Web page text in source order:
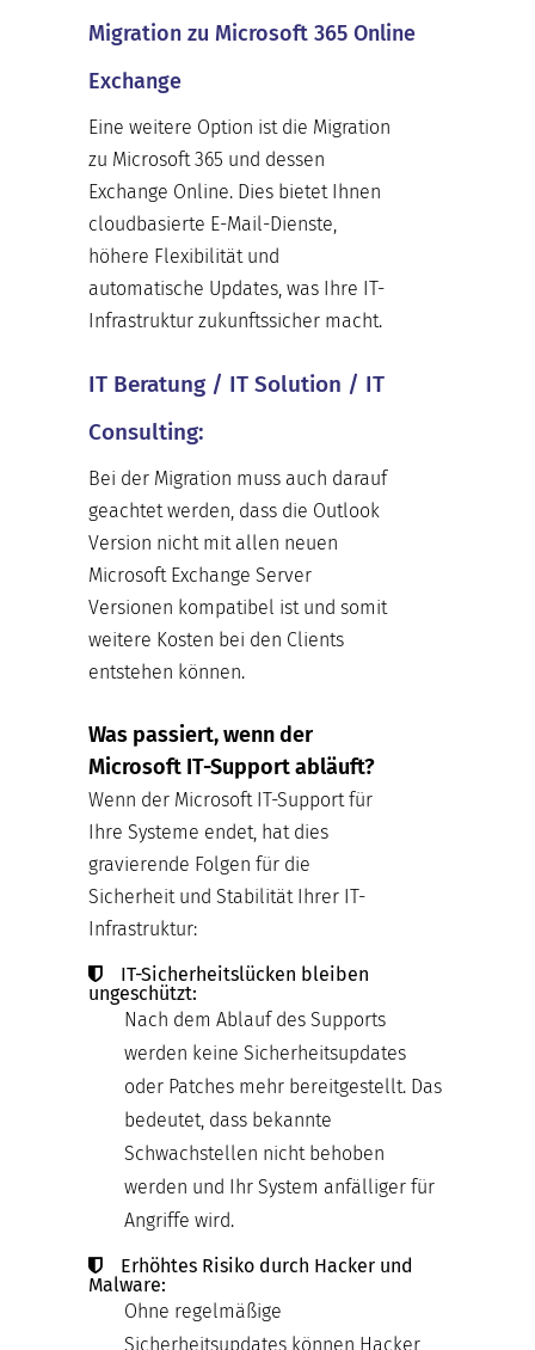
Migration zu Microsoft 365 Online
Exchange
Eine weitere Option ist die Migration
zu Microsoft 365 und dessen
Exchange Online. Dies bietet Ihnen
cloudbasierte E-Mail-Dienste,
höhere Flexibilität und
automatische Updates, was Ihre IT-
Infrastruktur zukunftssicher macht.
IT Beratung / IT Solution / IT
Consulting:
Bei der Migration muss auch darauf
geachtet werden, dass die Outlook
Version nicht mit allen neuen
Microsoft Exchange Server
Versionen kompatibel ist und somit
weitere Kosten bei den Clients
entstehen können.
Was passiert, wenn der
Microsoft IT-Support abläuft?
Wenn der Microsoft IT-Support für
Ihre Systeme endet, hat dies
gravierende Folgen für die
Sicherheit und Stabilität Ihrer IT-
Infrastruktur:
IT-Sicherheitslücken bleiben
ungeschützt:
Nach dem Ablauf des Supports
werden keine Sicherheitsupdates
oder Patches mehr bereitgestellt. Das
bedeutet, dass bekannte
Schwachstellen nicht behoben
werden und Ihr System anfälliger für
Angriffe wird.
Erhöhtes Risiko durch Hacker und
Malware:
Ohne regelmäßige
Sicherheitsupdates können Hacker